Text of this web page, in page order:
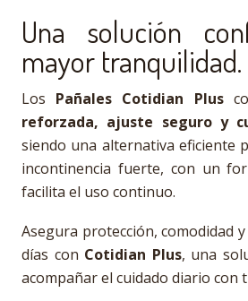
Una solución
mayor tranquilidad.
Los Pañales Cotidian Plus
reforzada, ajuste seguro y
siendo una alternativa eficiente
incontinencia fuerte, con un
facilita el uso continuo.
Asegura protección, comodidad
días con Cotidian Plus, una
acompañar el cuidado diario con